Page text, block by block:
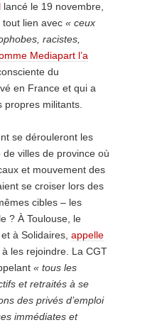
lancé le 19 novembre,
lien avec « ceux
racistes,
Mediapart l’a
du
en France et qui a
militants.
se dérouleront les
villes de province où
et mouvement des
se croiser lors des
cibles – les
? À Toulouse, le
à Solidaires, appelle
les rejoindre. La CGT
« tous les
et retraités à se
des privés d’emploi
immédiates et